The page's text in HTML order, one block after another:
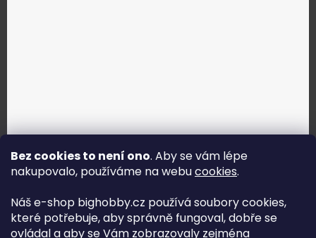
Bez cookies to není ono. Aby se vám lépe
nakupovalo, používáme na webucookies.
Náš e-shop bighobby.cz používá soubory cookies,
které potřebuje, aby správně fungoval, dobře se
ovládal a aby se Vám zobrazovaly zejména
Jak vybrat správné servo?
Najít správné servo